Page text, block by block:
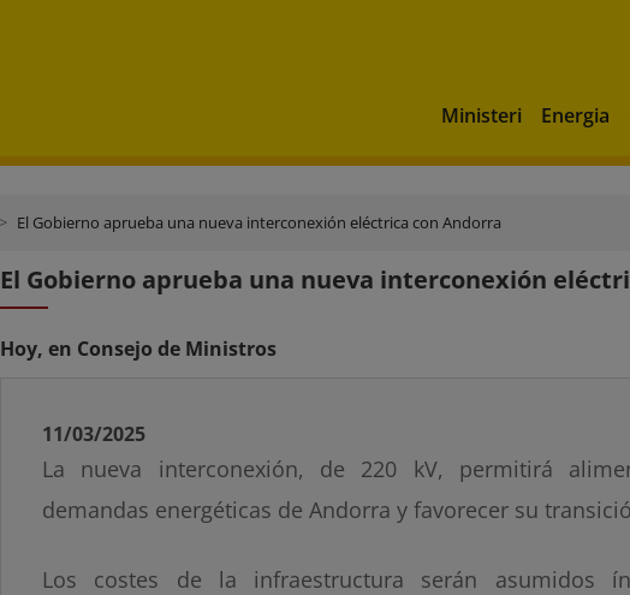
Ministeri Energia
El Gobierno aprueba una nueva interconexión eléctrica con Andorra
El Gobierno aprueba una nueva interconexión
Hoy, en Consejo de Ministros
11/03/2025
La nueva interconexión, de 220 kV, permitirá
demandas energéticas de Andorra y favorecer su
Los costes de la infraestructura serán asumidos